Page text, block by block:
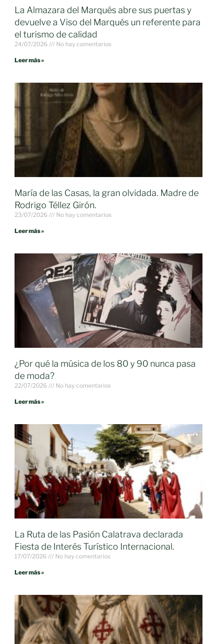
La Almazara del Marqués abre sus puertas y
devuelve a Viso del Marqués un referente para
el turismo de calidad
24/07/2026 No hay comentarios
Leer más »
María de las Casas, la gran olvidada. Madre de
Rodrigo Téllez Girón.
23/07/2026 No hay comentarios
Leer más »
¿Por qué la música de los 80 y 90 nunca pasa
de moda?
22/07/2026 No hay comentarios
Leer más »
La Ruta de las Pasión Calatrava declarada
Fiesta de Interés Turístico Internacional.
17/07/2026 No hay comentarios
Leer más »